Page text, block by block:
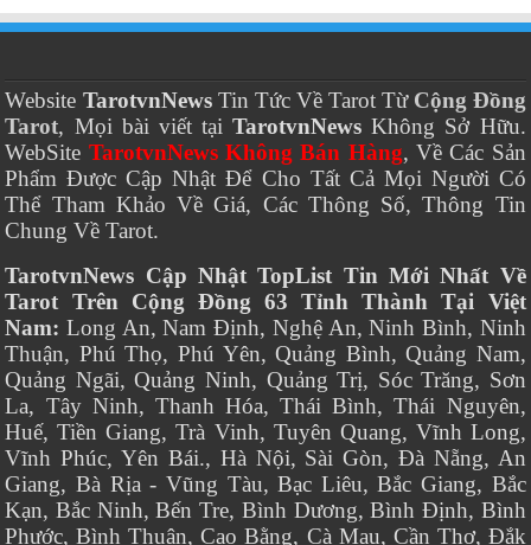
Website TarotvnNewsTin Tức Về Tarot Từ Cộng Đồng
Tarot, Mọi bài viết tạiTarotvnNews Không Sở Hữu.
WebSite TarotvnNews Không Bán Hàng, Về Các Sản
Phẩm Được Cập Nhật Để Cho Tất Cả Mọi Người Có
Thể Tham Khảo Về Giá, Các Thông Số, Thông Tin
Chung Về Tarot.
TarotvnNews Cập Nhật TopList Tin Mới Nhất Về
Tarot Trên Cộng Đồng 63 Tỉnh Thành Tại Việt
Nam: Long An, Nam Định, Nghệ An, Ninh Bình, Ninh
Thuận, Phú Thọ, Phú Yên, Quảng Bình, Quảng Nam,
Quảng Ngãi, Quảng Ninh, Quảng Trị, Sóc Trăng, Sơn
La, Tây Ninh, Thanh Hóa, Thái Bình, Thái Nguyên,
Huế, Tiền Giang, Trà Vinh, Tuyên Quang, Vĩnh Long,
Vĩnh Phúc, Yên Bái., Hà Nội, Sài Gòn, Đà Nẵng, An
Giang, Bà Rịa - Vũng Tàu, Bạc Liêu, Bắc Giang, Bắc
Kạn, Bắc Ninh, Bến Tre, Bình Dương, Bình Định, Bình
Phước, Bình Thuận, Cao Bằng, Cà Mau, Cần Thơ, Đắk